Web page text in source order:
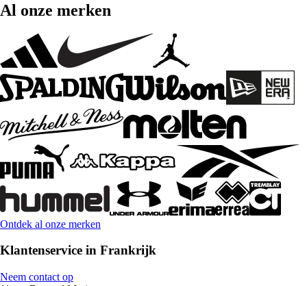
Al onze merken
Ontdek al onze merken
Klantenservice in Frankrijk
Neem contact op